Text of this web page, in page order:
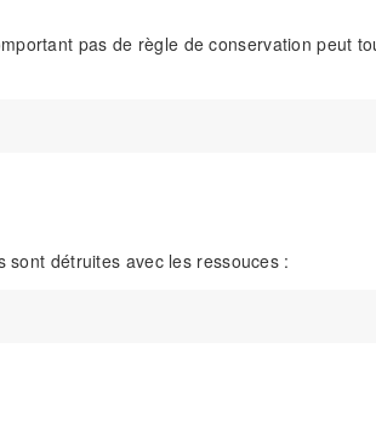
pas de règle de conservation peut
détruites avec les ressouces :